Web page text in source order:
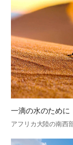
一滴の水のために
アフリカ大陸の南西